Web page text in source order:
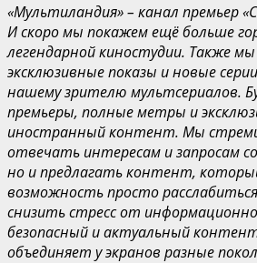
«Мультиландия» – канал премьер
И скоро мы покажем ещё больше
легендарной киностудии. Также
эксклюзивные показы и новые
нашему зрителю мультсериалов.
премьеры, полные метры и
иностранный контент. Мы
отвечать интересам и запросам
но и предлагать контент,
возможность просто
снизить стресс от
безопасный и актуальный
объединяет у экранов разные